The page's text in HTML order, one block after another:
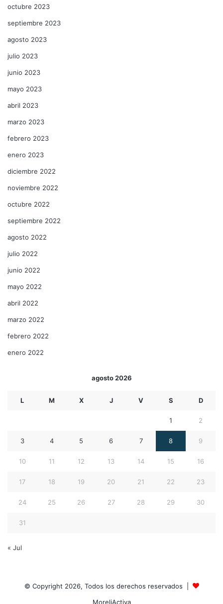
octubre 2023
septiembre 2023
agosto 2023
julio 2023
junio 2023
mayo 2023
abril 2023
marzo 2023
febrero 2023
enero 2023
diciembre 2022
noviembre 2022
octubre 2022
septiembre 2022
agosto 2022
julio 2022
junio 2022
mayo 2022
abril 2022
marzo 2022
febrero 2022
enero 2022
agosto 2026
L M X J V S D
1 2
3 4 5 6 7 8 9
10 11 12 13 14 15 16
17 18 19 20 21 22 23
24 25 26 27 28 29 30
31
« Jul
© Copyright 2026, Todos los derechos reservados |
MoreliActiva